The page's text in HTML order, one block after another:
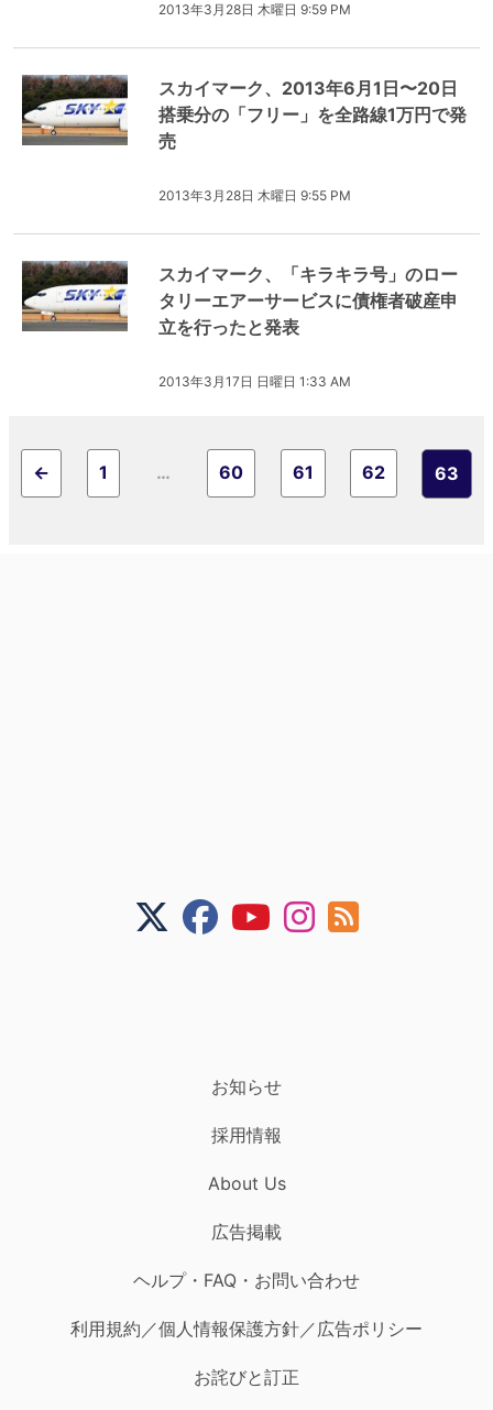
2013年3月28日 木曜日 9:59 PM
スカイマーク、2013年6月1日〜20日
搭乗分の「フリー」を全路線1万円で発
売
2013年3月28日 木曜日 9:55 PM
スカイマーク、「キラキラ号」のロー
タリーエアーサービスに債権者破産申
立を行ったと発表
2013年3月17日 日曜日 1:33 AM
← 1 … 60 61 62 63
お知らせ
採用情報
About Us
広告掲載
ヘルプ・FAQ・お問い合わせ
利用規約／個人情報保護方針／広告ポリシー
お詫びと訂正